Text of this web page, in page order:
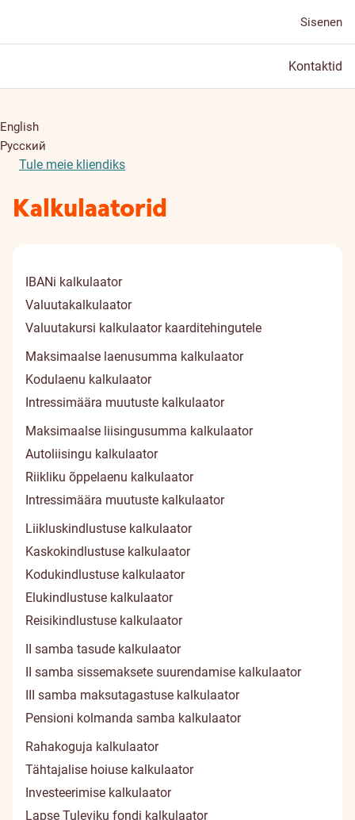
Sisenen
Kontaktid
English
Русский
Tule meie kliendiks
Kalkulaatorid
IBANi kalkulaator
Valuutakalkulaator
Valuutakursi kalkulaator kaarditehingutele
Maksimaalse laenusumma kalkulaator
Kodulaenu kalkulaator
Intressimäära muutuste kalkulaator
Maksimaalse liisingusumma kalkulaator
Autoliisingu kalkulaator
Riikliku õppelaenu kalkulaator
Intressimäära muutuste kalkulaator
Liikluskindlustuse kalkulaator
Kaskokindlustuse kalkulaator
Kodukindlustuse kalkulaator
Elukindlustuse kalkulaator
Reisikindlustuse kalkulaator
II samba tasude kalkulaator
II samba sissemaksete suurendamise kalkulaator
III samba maksutagastuse kalkulaator
Pensioni kolmanda samba kalkulaator
Rahakoguja kalkulaator
Tähtajalise hoiuse kalkulaator
Investeerimise kalkulaator
Lapse Tuleviku fondi kalkulaator